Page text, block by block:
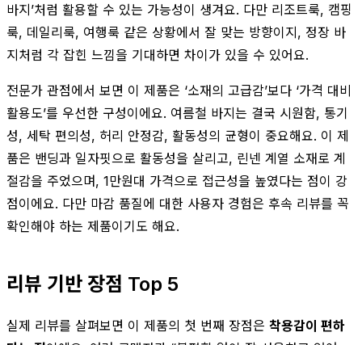
바지’처럼 활용할 수 있는 가능성이 생겨요. 다만 리조트룩, 캠핑
룩, 데일리룩, 여행룩 같은 상황에서 잘 맞는 방향이지, 정장 바
지처럼 각 잡힌 느낌을 기대하면 차이가 있을 수 있어요.
전문가 관점에서 보면 이 제품은 ‘소재의 고급감’보다 ‘가격 대비
활용도’를 우선한 구성이에요. 여름철 바지는 결국 시원함, 통기
성, 세탁 편의성, 허리 안정감, 활동성의 균형이 중요해요. 이 제
품은 밴딩과 일자핏으로 활동성을 살리고, 린넨 계열 소재로 계
절감을 주었으며, 1만원대 가격으로 접근성을 높였다는 점이 강
점이에요. 다만 마감 품질에 대한 사용자 경험은 후속 리뷰를 꼭
확인해야 하는 제품이기도 해요.
리뷰 기반 장점 Top 5
실제 리뷰를 살펴보면 이 제품의 첫 번째 장점은 착용감이 편하